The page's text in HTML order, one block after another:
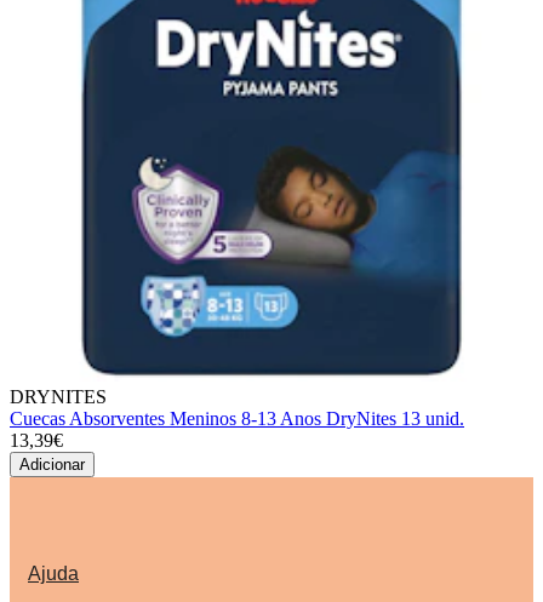
DRYNITES
Cuecas Absorventes Meninos 8-13 Anos DryNites 13 unid.
13,39€
Adicionar
Ajuda